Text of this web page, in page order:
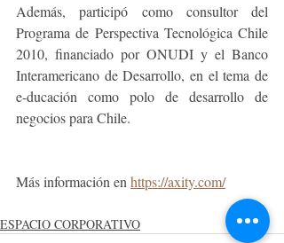
Además, participó como consultor del
Programa de Perspectiva Tecnológica Chile
2010, financiado por ONUDI y el Banco
Interamericano de Desarrollo, en el tema de
e-ducación como polo de desarrollo de
negocios para Chile.
Más información en https://axity.com/
ESPACIO CORPORATIVO